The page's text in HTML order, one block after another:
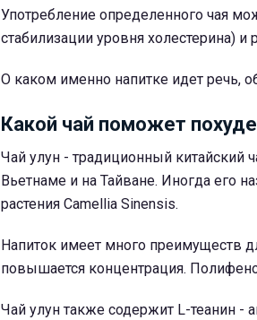
Употребление определенного чая
стабилизации уровня холестерина)
О каком именно напитке идет речь,
Какой чай поможет
Чай улун - традиционный китайский
Вьетнаме и на Тайване. Иногда его
растения Camellia Sinensis.
Напиток имеет много преимуществ
повышается концентрация.
Чай улун также содержит L-теанин -